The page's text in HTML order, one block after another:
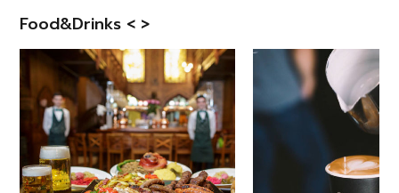
Food&Drinks < >